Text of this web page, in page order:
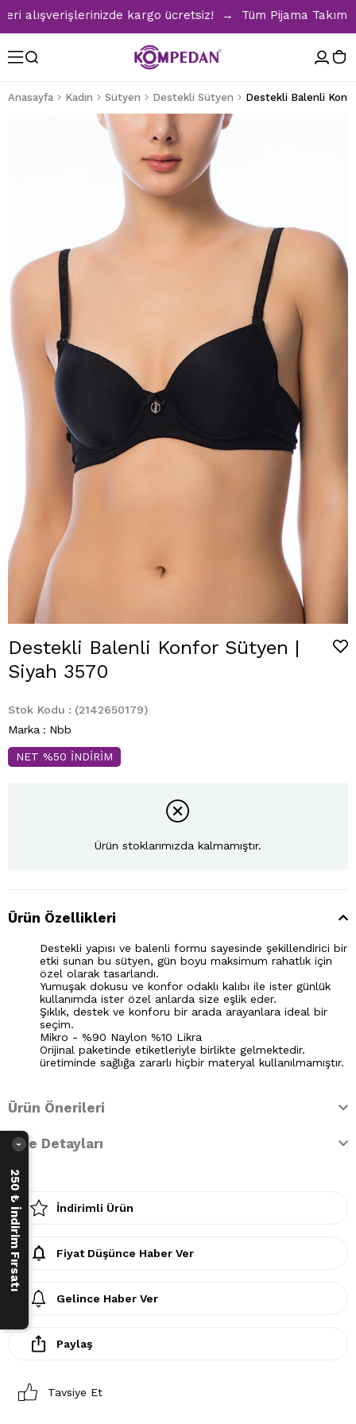
kargo ücretsiz! → Tüm Pijama
Anasayfa Kadın Sütyen Destekli Sütyen Destekli Balenli
Destekli Balenli Konfor Sütyen |
Siyah 3570
Stok Kodu
(2142650179)
Marka : Nbb
NET %50 İNDİRİM
Ürün stoklarımızda kalmamıştır.
Ürün Özellikleri
Destekli yapısı ve balenli formu sayesinde şekillendirici bir
etki sunan bu sütyen, gün boyu maksimum rahatlık için
özel olarak tasarlandı.
Yumuşak dokusu ve konfor odaklı kalıbı ile ister günlük
kullanımda ister özel anlarda size eşlik eder.
Şıklık, destek ve konforu bir arada arayanlara ideal bir
seçim.
Mikro - %90 Naylon %10 Likra
Orijinal paketinde etiketleriyle birlikte gelmektedir.
üretiminde sağlığa zararlı hiçbir materyal kullanılmamıştır.
Ürün Önerileri
İade Detayları
İndirimli Ürün
Fiyat Düşünce Haber Ver
Gelince Haber Ver
Paylaş
Tavsiye Et
250 ₺ İndirim Fırsatı
›